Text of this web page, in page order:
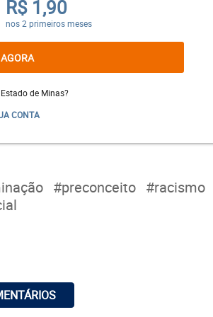
destacados sociólogos brasileiros
nossa tendência de evitar explicitar
conflitos raciais
degradante para quem a pratica.
R$ 1,90
nos 2 primeiros meses
de Minas?
CONTA
#preconceito #racismo